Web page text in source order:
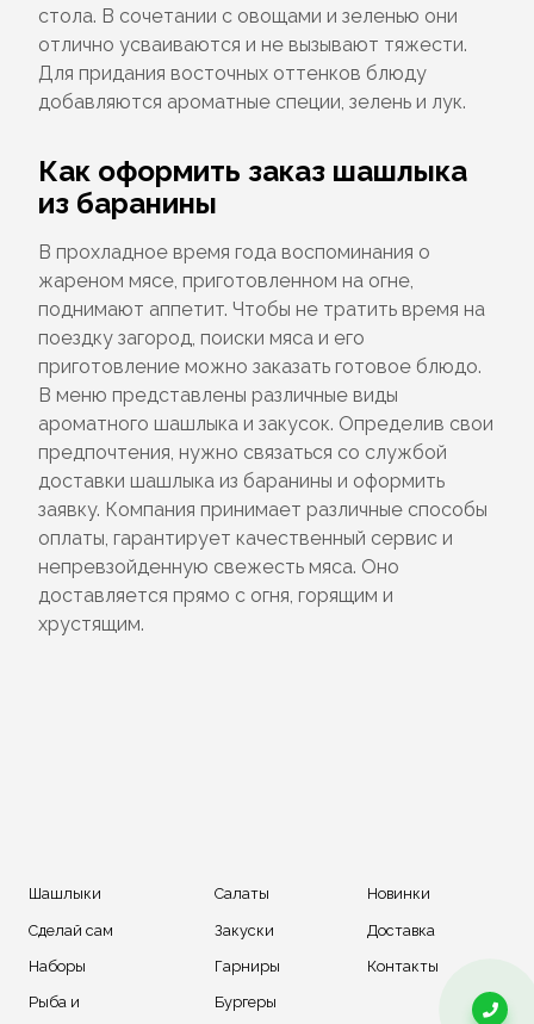
стола. В сочетании с овощами и зеленью они
отлично усваиваются и не вызывают тяжести.
Для придания восточных оттенков блюду
добавляются ароматные специи, зелень и лук.
Как оформить заказ шашлыка
из баранины
В прохладное время года воспоминания о
жареном мясе, приготовленном на огне,
поднимают аппетит. Чтобы не тратить время на
поездку загород, поиски мяса и его
приготовление можно заказать готовое блюдо.
В меню представлены различные виды
ароматного шашлыка и закусок. Определив свои
предпочтения, нужно связаться со службой
доставки шашлыка из баранины и оформить
заявку. Компания принимает различные способы
оплаты, гарантирует качественный сервис и
непревзойденную свежесть мяса. Оно
доставляется прямо с огня, горящим и
хрустящим.
Шашлыки
Сделай сам
Наборы
Рыба и
Салаты
Закуски
Гарниры
Бургеры
Новинки
Доставка
Контакты